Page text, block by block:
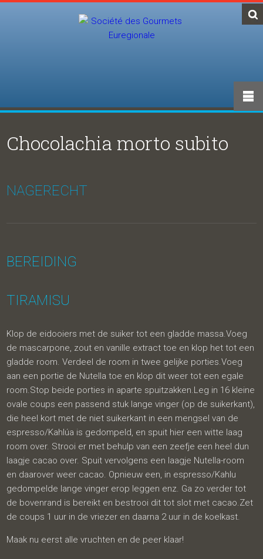
Chocolachia morto subito
NAGERECHT
BEREIDING
TIRAMISU
Klop de eidooiers met de suiker tot een gladde massa.Voeg
de mascarpone, zout en vanille extract toe en klop het tot een
gladde room. Verdeel de room in twee gelijke porties.Voeg
aan een portie de Nutella toe en klop dit weer tot een egale
room.Stop beide porties in aparte spuitzakken.Leg in 16 kleine
ovale coups een passend stuk lange vinger (op de suikerkant),
die heel kort met de niet suikerkant in een mengsel van de
espresso/Kahlúa is gedompeld, en spuit hier een witte laag
room over. Strooi er met behulp van een zeefje een heel dun
laagje cacao over. Spuit vervolgens een laagje Nutella-room
en daarover weer cacao. Opnieuw een, in espresso/Kahlu
gedompelde lange vinger erop leggen enz. Ga zo verder tot
de bovenrand is bereikt en bestrooi dit tot slot met cacao.Zet
de coups 1 uur in de vriezer en daarna 2 uur in de koelkast.
Maak nu eerst alle vruchten en de peer klaar!